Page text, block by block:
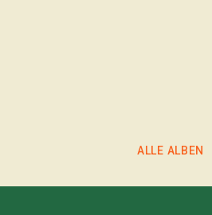
ALLE ALBEN